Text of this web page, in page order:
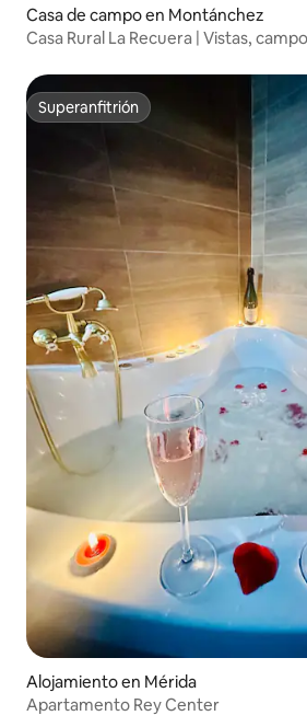
Casa de campo en Montánchez
Casa Rural La Recuera | Vistas,
Superanfitrión
Superanfitrión
Alojamiento en Mérida
Apartamento Rey Center